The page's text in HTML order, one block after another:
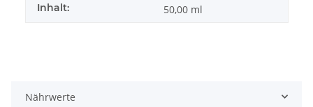
Inhalt: 50,00 ml
Nährwerte